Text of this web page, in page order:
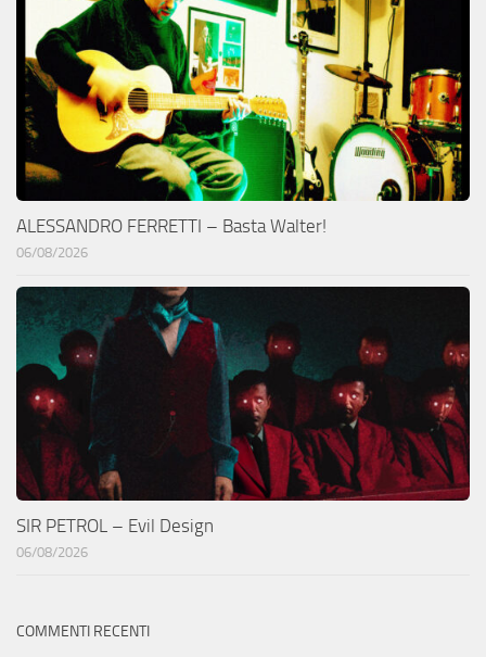
ALESSANDRO FERRETTI – Basta Walter!
06/08/2026
SIR PETROL – Evil Design
06/08/2026
COMMENTI RECENTI